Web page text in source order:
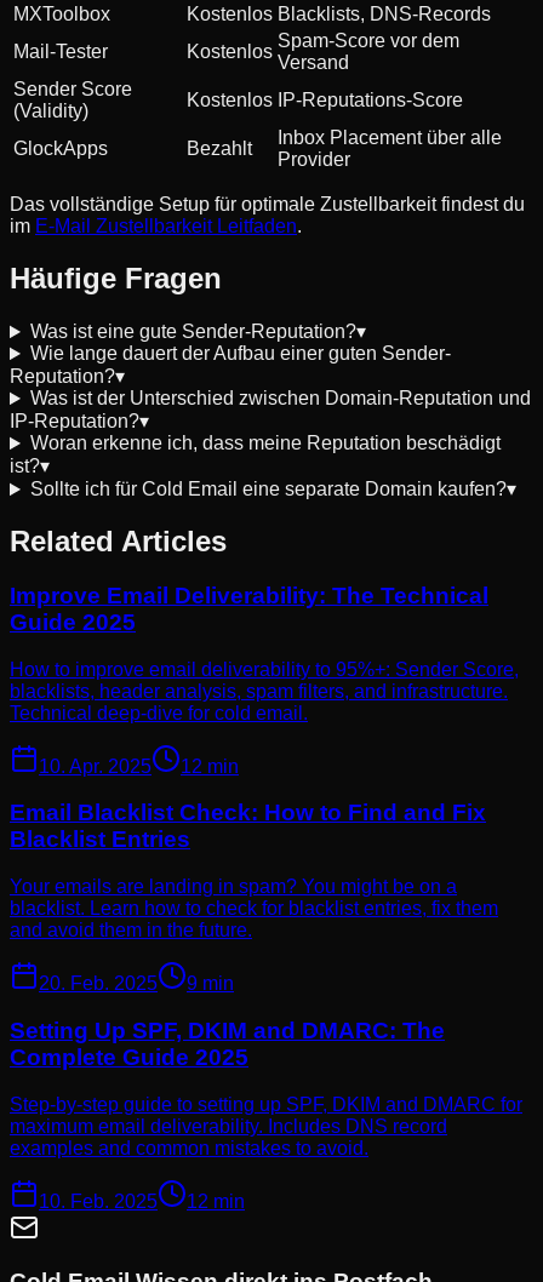
MXToolbox
Kostenlos Blacklists, DNS-Records
Mail-Tester
Kostenlos
Spam-Score vor dem
Versand
Sender Score
(Validity)
Kostenlos IP-Reputations-Score
GlockApps Bezahlt
Inbox Placement über alle
Provider
Das vollständige Setup für optimale Zustellbarkeit findest du
im E-Mail Zustellbarkeit Leitfaden.
Häufige Fragen
Was ist eine gute Sender-Reputation?▾
Wie lange dauert der Aufbau einer guten Sender-
Reputation?▾
Was ist der Unterschied zwischen Domain-Reputation und
IP-Reputation?▾
Woran erkenne ich, dass meine Reputation beschädigt
ist?▾
Sollte ich für Cold Email eine separate Domain kaufen?▾
Related Articles
Improve Email Deliverability: The Technical
Guide 2025
How to improve email deliverability to 95%+: Sender Score,
blacklists, header analysis, spam filters, and infrastructure.
Technical deep-dive for cold email.
10. Apr. 2025 12 min
Email Blacklist Check: How to Find and Fix
Blacklist Entries
Your emails are landing in spam? You might be on a
blacklist. Learn how to check for blacklist entries, fix them
and avoid them in the future.
20. Feb. 2025 9 min
Setting Up SPF, DKIM and DMARC: The
Complete Guide 2025
Step-by-step guide to setting up SPF, DKIM and DMARC for
maximum email deliverability. Includes DNS record
examples and common mistakes to avoid.
10. Feb. 2025 12 min